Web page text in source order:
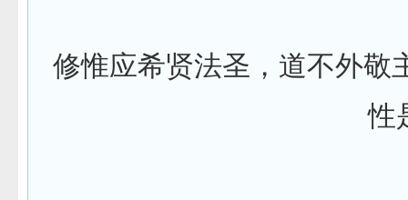
修惟应希贤法圣，道不外敬
性